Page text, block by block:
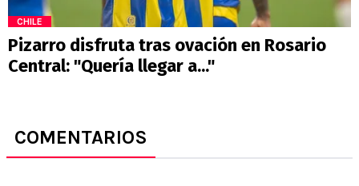
CHILE
Pizarro disfruta tras ovación en Rosario
Central: "Quería llegar a..."
COMENTARIOS